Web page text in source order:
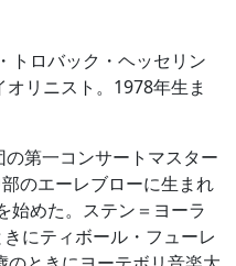
トロバック・ヘッセリン
リニスト。1978年生ま
第一コンサートマスター
のエーレブローに生まれ
始めた。ステン＝ヨーラ
にティボール・フューレ